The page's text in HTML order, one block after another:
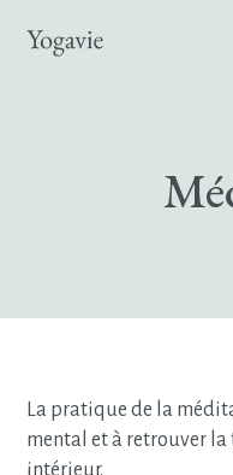
La pratique de la
mental et à retrouver
intérieur.